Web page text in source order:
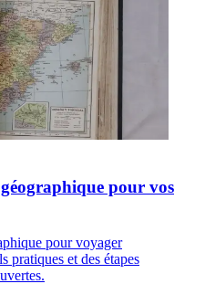
pour vos
pour voyager
pratiques et des étapes